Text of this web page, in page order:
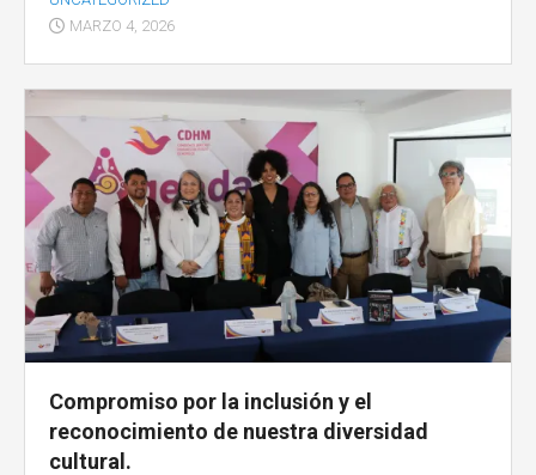
MARZO 4, 2026
Compromiso por la inclusión y el
reconocimiento de nuestra diversidad
cultural.